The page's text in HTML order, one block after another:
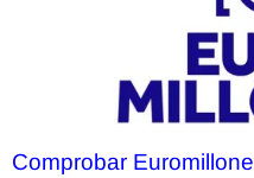
Comprobar